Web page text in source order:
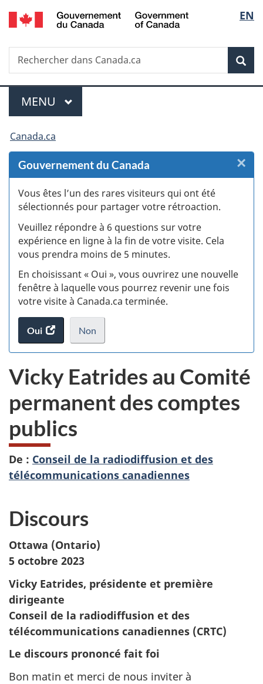
Passer
au
des
Passer
au
principal
Passer
à
Au
du
Passer
à
version
simplifiée
de
la
EN
Recherche
Rechercher
dans
Menu
MENU PRINCIPAL
Vous
êtes
ici :
Canada.ca
Gouvernement du Canada
Vous êtes l’un des rares visiteurs qui ont été
sélectionnés pour partager votre rétroaction.
Veuillez répondre à 6 questions sur votre
expérience en ligne à la fin de votre visite. Cela
vous prendra moins de 5 minutes.
En choisissant « Oui », vous ouvrirez une nouvelle
fenêtre à laquelle vous pourrez revenir une fois
votre visite à Canada.ca terminée.
Oui
accéder
au
Non
je
veux
pas
participer
au
web,
.
×
Vicky Eatrides au Comité
permanent des comptes
publics
De : Conseil de la radiodiffusion et des
télécommunications canadiennes
Discours
Ottawa (Ontario)
5 octobre 2023
Vicky Eatrides, présidente et première
dirigeante
Conseil de la radiodiffusion et des
télécommunications canadiennes (CRTC)
Le discours prononcé fait foi
Bon matin et merci de nous inviter à